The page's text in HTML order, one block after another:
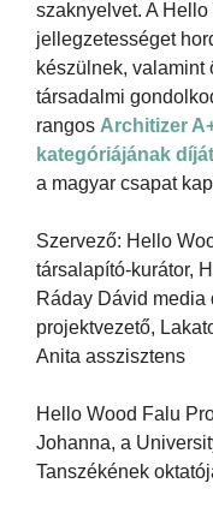
szaknyelvet. A
jellegzetességet
készülnek, valamint
társadalmi
rangos Architizer
kategóriájának díját
a magyar csapat
Szervező: Hello
társalapító-kurátor,
Ráday Dávid media
projektvezető,
Anita asszisztens
Hello Wood Falu
Johanna, a
Tanszékének